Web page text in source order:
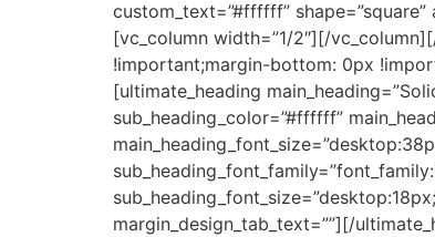
custom_text=”#ffffff”
[vc_column width=”1/2″][/
!important;margin-bottom: 0px
[ultimate_heading
sub_heading_color=”#ffffff”
margin_design_tab_text=””][/